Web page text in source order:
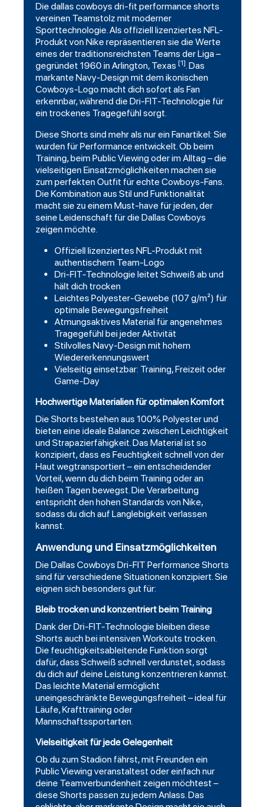
Die dallas cowboys dri-fit performance shorts
vereinen Teamstolz mit moderner
Sporttechnologie. Als offiziell lizenziertes NFL-
Produkt von Nike repräsentieren sie die Werte
eines der traditionsreichsten Teams der Liga –
gegründet 1960 in Arlington, Texas [1]. Das
markante Navy-Design mit dem ikonischen
Cowboys-Logo macht dich sofort als Fan
erkennbar, während die Dri-FIT-Technologie für
ein trockenes Tragegefühl sorgt.
Diese Shorts sind mehr als nur ein Fanartikel: Sie
wurden für Performance entwickelt. Ob beim
Training, beim Public Viewing oder im Alltag – die
vielseitigen Einsatzmöglichkeiten machen sie
zum perfekten Outfit für echte Cowboys-Fans.
Die Kombination aus Stil und Funktionalität
macht sie zu einem Must-have für jeden, der
seine Leidenschaft für die Dallas Cowboys
zeigen möchte.
Offiziell lizenziertes NFL-Produkt mit
authentischem Team-Logo
Dri-FIT-Technologie leitet Schweiß ab und
hält dich trocken
Leichtes Polyester-Gewebe (107 g/m²) für
optimale Bewegungsfreiheit
Atmungsaktives Material für angenehmes
Tragegefühl bei jeder Aktivität
Stilvolles Navy-Design mit hohem
Wiedererkennungswert
Vielseitig einsetzbar: Training, Freizeit oder
Game-Day
Hochwertige Materialien für optimalen Komfort
Die Shorts bestehen aus 100% Polyester und
bieten eine ideale Balance zwischen Leichtigkeit
und Strapazierfähigkeit. Das Material ist so
konzipiert, dass es Feuchtigkeit schnell von der
Haut wegtransportiert – ein entscheidender
Vorteil, wenn du dich beim Training oder an
heißen Tagen bewegst. Die Verarbeitung
entspricht den hohen Standards von Nike,
sodass du dich auf Langlebigkeit verlassen
kannst.
Anwendung und Einsatzmöglichkeiten
Die Dallas Cowboys Dri-FIT Performance Shorts
sind für verschiedene Situationen konzipiert. Sie
eignen sich besonders gut für:
Bleib trocken und konzentriert beim Training
Dank der Dri-FIT-Technologie bleiben diese
Shorts auch bei intensiven Workouts trocken.
Die feuchtigkeitsableitende Funktion sorgt
dafür, dass Schweiß schnell verdunstet, sodass
du dich auf deine Leistung konzentrieren kannst.
Das leichte Material ermöglicht
uneingeschränkte Bewegungsfreiheit – ideal für
Läufe, Krafttraining oder
Mannschaftssportarten.
Vielseitigkeit für jede Gelegenheit
Ob du zum Stadion fährst, mit Freunden ein
Public Viewing veranstaltest oder einfach nur
deine Teamverbundenheit zeigen möchtest –
diese Shorts passen zu jedem Anlass. Das